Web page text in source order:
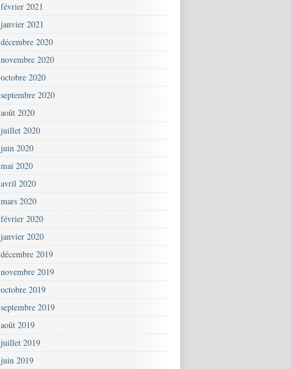
février 2021
janvier 2021
décembre 2020
novembre 2020
octobre 2020
septembre 2020
août 2020
juillet 2020
juin 2020
mai 2020
avril 2020
mars 2020
février 2020
janvier 2020
décembre 2019
novembre 2019
octobre 2019
septembre 2019
août 2019
juillet 2019
juin 2019